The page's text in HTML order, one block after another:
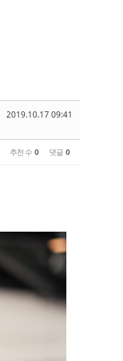
2019.10.17 09:41
추천 수 0 댓글 0